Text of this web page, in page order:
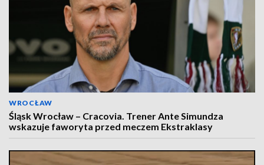
WROCŁAW
Śląsk Wrocław – Cracovia. Trener Ante Simundza
wskazuje faworyta przed meczem Ekstraklasy